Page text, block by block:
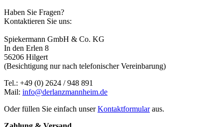
Haben Sie Fragen?
Kontaktieren Sie uns:
Spiekermann GmbH & Co. KG
In den Erlen 8
56206 Hilgert
(Besichtigung nur nach telefonischer Vereinbarung)
Tel.: +49 (0) 2624 / 948 891
Mail: info@derlanzmannheim.de
Oder füllen Sie einfach unserKontaktformularaus.